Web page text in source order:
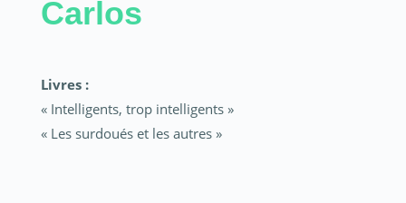
Carlos
Livres :
« Intelligents, trop intelligents »
« Les surdoués et les autres »